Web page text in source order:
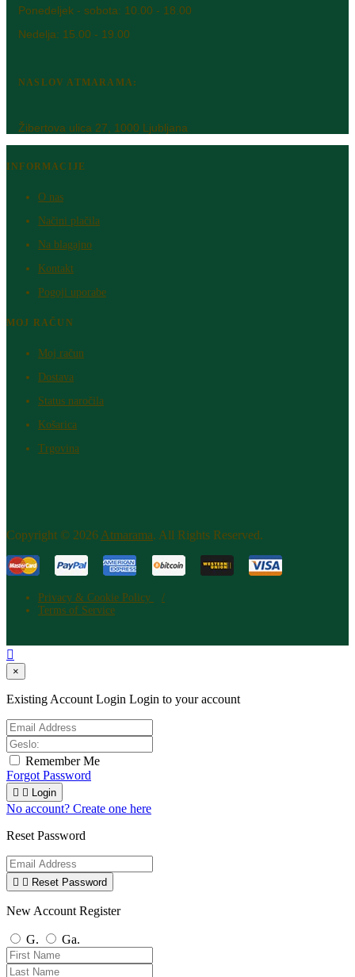
Ponedeljek - sobota: 10.00 - 18.00
Nedelja: 15.00 - 19.00
NASLOV ATMARAMA:
Žibertova ulica 27, 1000 Ljubljana
INFORMACIJE
O nas
Načini plačila
Na blagajno
Kontakt
Pogoji uporabe
MOJ RAČUN
Moj račun
Dostava
Status naročila
Košarica
Trgovina
Copyright © 2026 Atm​arama. All Rights Reserved.
Privacy & Cookie Policy
Terms of Service

×
Existing Account Login Login to your account
Remember Me
Forgot Password
  Login
No account? Create one here
Reset Password
  Reset Password
New Account Register
G. Ga.